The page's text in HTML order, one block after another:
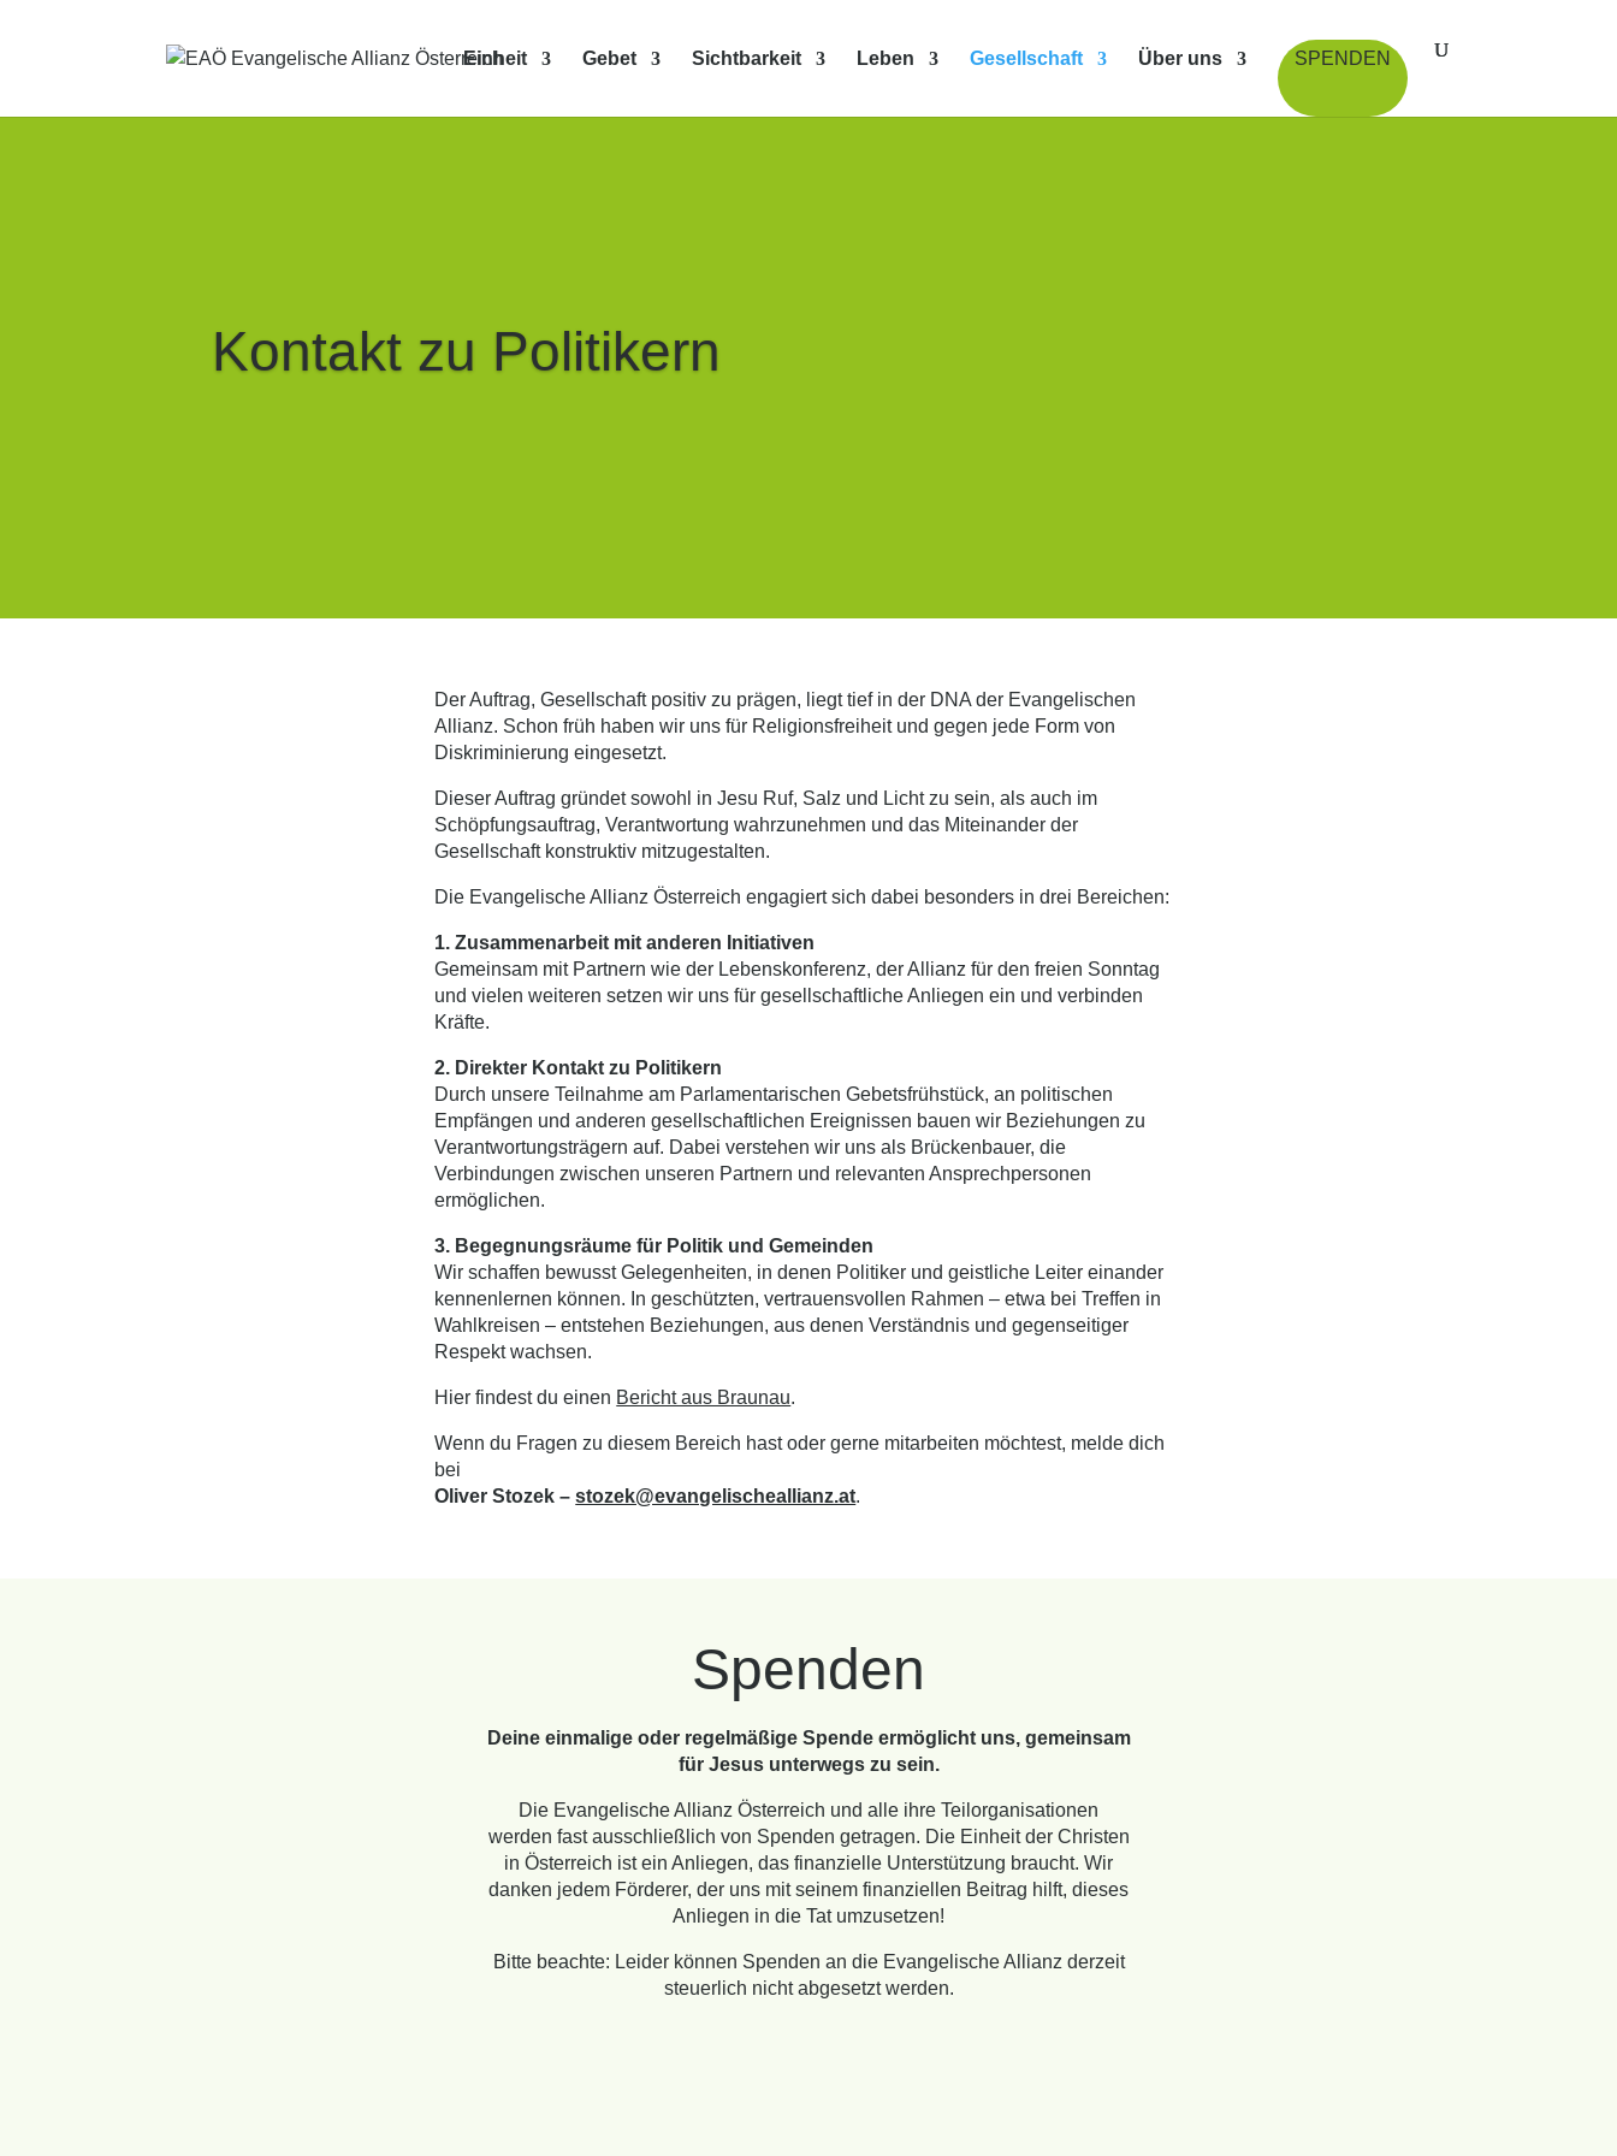
Einheit Gebet Sichtbarkeit Leben Gesellschaft Über uns SPENDEN
Kontakt zu Politikern
Der Auftrag, Gesellschaft positiv zu prägen, liegt tief in der DNA der Evangelischen
Allianz. Schon früh haben wir uns für Religionsfreiheit und gegen jede Form von
Diskriminierung eingesetzt.
Dieser Auftrag gründet sowohl in Jesu Ruf, Salz und Licht zu sein, als auch im
Schöpfungsauftrag, Verantwortung wahrzunehmen und das Miteinander der
Gesellschaft konstruktiv mitzugestalten.
Die Evangelische Allianz Österreich engagiert sich dabei besonders in drei Bereichen:
1. Zusammenarbeit mit anderen Initiativen
Gemeinsam mit Partnern wie der Lebenskonferenz, der Allianz für den freien Sonntag
und vielen weiteren setzen wir uns für gesellschaftliche Anliegen ein und verbinden
Kräfte.
2. Direkter Kontakt zu Politikern
Durch unsere Teilnahme am Parlamentarischen Gebetsfrühstück, an politischen
Empfängen und anderen gesellschaftlichen Ereignissen bauen wir Beziehungen zu
Verantwortungsträgern auf. Dabei verstehen wir uns als Brückenbauer, die
Verbindungen zwischen unseren Partnern und relevanten Ansprechpersonen
ermöglichen.
3. Begegnungsräume für Politik und Gemeinden
Wir schaffen bewusst Gelegenheiten, in denen Politiker und geistliche Leiter einander
kennenlernen können. In geschützten, vertrauensvollen Rahmen – etwa bei Treffen in
Wahlkreisen – entstehen Beziehungen, aus denen Verständnis und gegenseitiger
Respekt wachsen.
Hier findest du einen Bericht aus Braunau.
Wenn du Fragen zu diesem Bereich hast oder gerne mitarbeiten möchtest, melde dich
bei
Oliver Stozek –stozek@evangelischeallianz.at.
Spenden
Deine einmalige oder regelmäßige Spende ermöglicht uns, gemeinsam
für Jesus unterwegs zu sein.
Die Evangelische Allianz Österreich und alle ihre Teilorganisationen
werden fast ausschließlich von Spenden getragen. Die Einheit der Christen
in Österreich ist ein Anliegen, das finanzielle Unterstützung braucht. Wir
danken jedem Förderer, der uns mit seinem finanziellen Beitrag hilft, dieses
Anliegen in die Tat umzusetzen!
Bitte beachte: Leider können Spenden an die Evangelische Allianz derzeit
steuerlich nicht abgesetzt werden.